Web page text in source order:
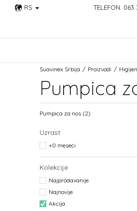
RS TELEFON: 063
Suavinex Srbija Proizvodi
Pumpica
Pumpica za nos (2)
Uzrast
+0 meseci
Kolekcije
Najprodavanije
Najnovije
Akcija